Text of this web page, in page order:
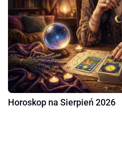
Horoskop na Sierpień 2026